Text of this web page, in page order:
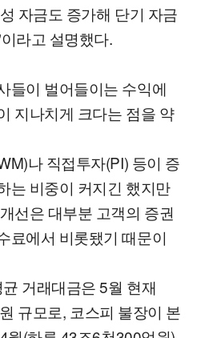
자금도 증가해 단기 자금
라고 설명했다.
들이 벌어들이는 수익에
지나치게 크다는 점을 약
나 직접투자(PI) 등이 증
는 비중이 커지긴 했지만
선은 대부분 고객의 증권
료에서 비롯됐기 때문이
거래대금은 5월 현재
규모로, 코스피 불장이 본